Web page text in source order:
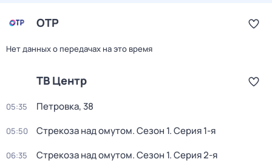
ОТР
Нет данных о передачах на это время
ТВ Центр
05:35 Петровка, 38
05:50 Стрекоза над омутом. Сезон 1. Серия 1-я
06:35 Стрекоза над омутом. Сезон 1. Серия 2-я